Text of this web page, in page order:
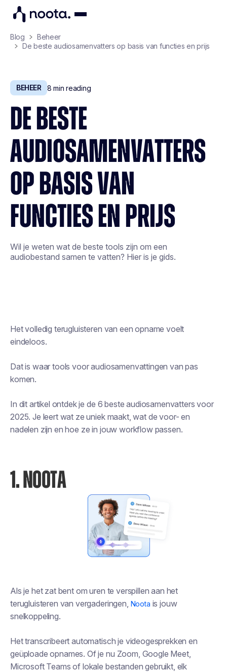
Blog
Beheer
De beste audiosamenvatters op basis van functies en prijs
BEHEER 8 min reading
DE BESTE
AUDIOSAMENVATTERS
OP BASIS VAN
FUNCTIES EN PRIJS
Wil je weten wat de beste tools zijn om een
audiobestand samen te vatten? Hier is je gids.
Het volledig terugluisteren van een opname voelt
eindeloos.
Dat is waar tools voor audiosamenvattingen van pas
komen.
In dit artikel ontdek je de 6 beste audiosamenvatters voor
2025. Je leert wat ze uniek maakt, wat de voor- en
nadelen zijn en hoe ze in jouw workflow passen.
1. NOOTA
Als je het zat bent om uren te verspillen aan het
terugluisteren van vergaderingen, Noota is jouw
snelkoppeling.
Het transcribeert automatisch je videogesprekken en
geüploade opnames. Of je nu Zoom, Google Meet,
Microsoft Teams of lokale bestanden gebruikt, elk